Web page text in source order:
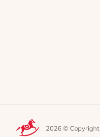
2026 © Copyright.